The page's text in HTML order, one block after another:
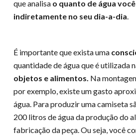
que analisa o quanto de água
indiretamente no seu dia-a-dia.
É importante que exista uma
quantidade de água que é utilizada
objetos e alimentos. Na
por exemplo, existe um gasto
água. Para produzir uma camiseta
200 litros de água da produção do
fabricação da peça. Ou seja, você